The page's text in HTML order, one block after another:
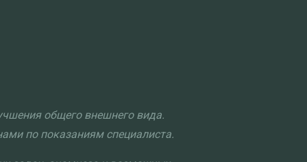
общего внешнего вида.
по показаниям специалиста.